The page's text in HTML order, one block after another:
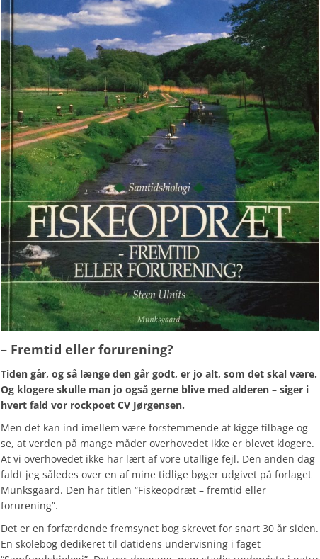
– Fremtid eller forurening?
Tiden går, og så længe den går godt, er jo alt, som det skal være.
Og klogere skulle man jo også gerne blive med alderen – siger i
hvert fald vor rockpoet CV Jørgensen.
Men det kan ind imellem være forstemmende at kigge tilbage og
se, at verden på mange måder overhovedet ikke er blevet klogere.
At vi overhovedet ikke har lært af vore utallige fejl. Den anden dag
faldt jeg således over en af mine tidlige bøger udgivet på forlaget
Munksgaard. Den har titlen “Fiskeopdræt – fremtid eller
forurening”.
Det er en forfærdende fremsynet bog skrevet for snart 30 år siden.
En skolebog dedikeret til datidens undervisning i faget